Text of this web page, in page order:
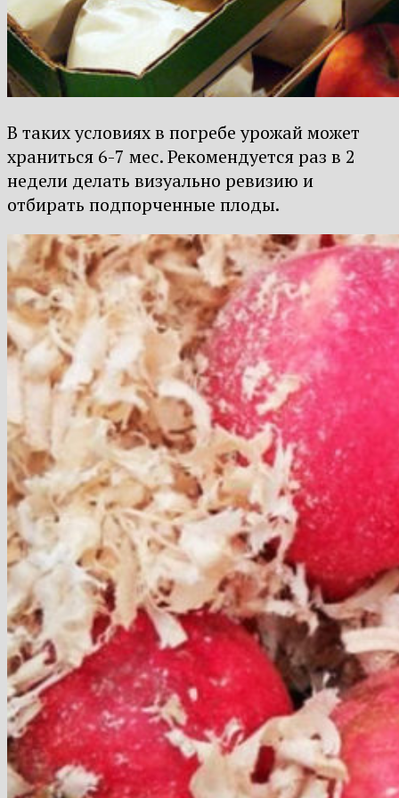
В таких условиях в погребе урожай может
храниться 6-7 мес. Рекомендуется раз в 2
недели делать визуально ревизию и
отбирать подпорченные плоды.